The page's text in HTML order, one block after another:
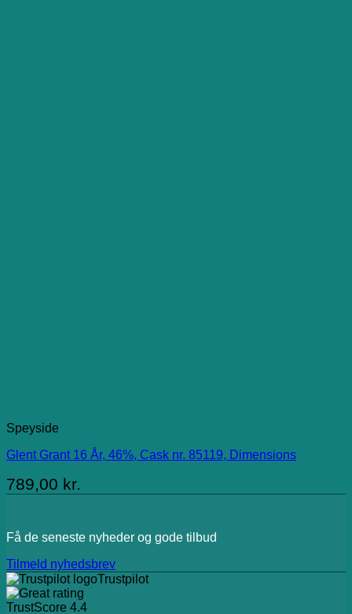
Speyside
Glent Grant 16 År, 46%, Cask nr. 85119, Dimensions
789,00 kr.
Få de seneste nyheder og gode tilbud
Tilmeld nyhedsbrev
Trustpilot
TrustScore 4.4